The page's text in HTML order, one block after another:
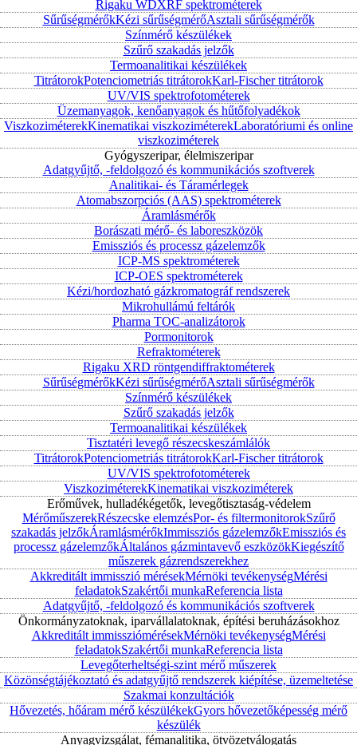
Rigaku WDXRF spektrométerek
SűrűségmérőkKézi sűrűségmérőAsztali sűrűségmérők
Színmérő készülékek
Szűrő szakadás jelzők
Termoanalitikai készülékek
TitrátorokPotenciometriás titrátorokKarl-Fischer titrátorok
UV/VIS spektrofotométerek
Üzemanyagok, kenőanyagok és hűtőfolyadékok
ViszkoziméterekKinematikai viszkoziméterekLaboratóriumi és online
viszkoziméterek
Gyógyszeripar, élelmiszeripar
Adatgyűjtő, -feldolgozó és kommunikációs szoftverek
Analitikai- és Táramérlegek
Atomabszorpciós (AAS) spektrométerek
Áramlásmérők
Borászati mérő- és laboreszközök
Emissziós és processz gázelemzők
ICP-MS spektrométerek
ICP-OES spektrométerek
Kézi/hordozható gázkromatográf rendszerek
Mikrohullámú feltárók
Pharma TOC-analizátorok
Pormonitorok
Refraktométerek
Rigaku XRD röntgendiffraktométerek
SűrűségmérőkKézi sűrűségmérőAsztali sűrűségmérők
Színmérő készülékek
Szűrő szakadás jelzők
Termoanalitikai készülékek
Tisztatéri levegő részecskeszámlálók
TitrátorokPotenciometriás titrátorokKarl-Fischer titrátorok
UV/VIS spektrofotométerek
ViszkoziméterekKinematikai viszkoziméterek
Erőművek, hulladékégetők, levegőtisztaság-védelem
MérőműszerekRészecske elemzésPor- és filtermonitorokSzűrő
szakadás jelzőkÁramlásmérőkImmissziós gázelemzőkEmissziós és
processz gázelemzőkÁltalános gázmintavevő eszközökKiegészítő
műszerek gázrendszerekhez
Akkreditált immisszió mérésekMérnöki tevékenységMérési
feladatokSzakértői munkaReferencia lista
Adatgyűjtő, -feldolgozó és kommunikációs szoftverek
Önkormányzatoknak, iparvállalatoknak, építési beruházásokhoz
Akkreditált immissziómérésekMérnöki tevékenységMérési
feladatokSzakértői munkaReferencia lista
Levegőterheltségi-szint mérő műszerek
Közönségtájékoztató és adatgyűjtő rendszerek kiépítése, üzemeltetése
Szakmai konzultációk
Hővezetés, hőáram mérő készülékekGyors hővezetőképesség mérő
készülék
Anyagvizsgálat, fémanalitika, ötvözetválogatás